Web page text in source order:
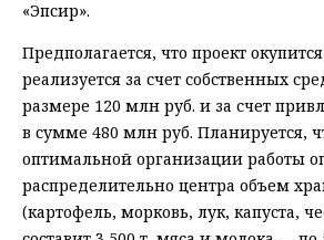
«Эпсир».
Предполагается, что проект
реализуется за счет собственных
размере 120 млн руб. и за счет
в сумме 480 млн руб. Планируется,
оптимальной организации работы
распределительно центра объем
(картофель, морковь, лук, капуста,